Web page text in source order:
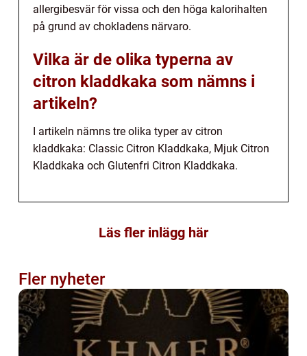
allergibesvär för vissa och den höga kalorihalten
på grund av chokladens närvaro.
Vilka är de olika typerna av
citron kladdkaka som nämns i
artikeln?
I artikeln nämns tre olika typer av citron
kladdkaka: Classic Citron Kladdkaka, Mjuk Citron
Kladdkaka och Glutenfri Citron Kladdkaka.
Läs fler inlägg här
Fler nyheter